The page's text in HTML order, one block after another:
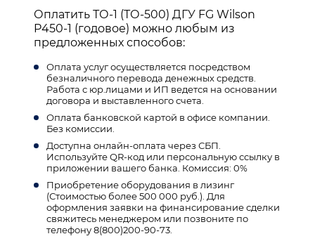
Оплатить ТО-1 (ТО-500) ДГУ FG Wilson
P450-1 (годовое) можно любым из
предложенных способов:
Оплата услуг осуществляется посредством
безналичного перевода денежных средств.
Работа с юр.лицами и ИП ведется на основании
договора и выставленного счета.
Оплата банковской картой в офисе компании.
Без комиссии.
Доступна онлайн-оплата через СБП.
Используйте QR-код или персональную ссылку в
приложении вашего банка. Комиссия: 0%
Приобретение оборудования в лизинг
(Стоимостью более 500 000 руб.). Для
оформления заявки на финансирование сделки
свяжитесь менеджером или позвоните по
телефону 8(800)200-90-73.